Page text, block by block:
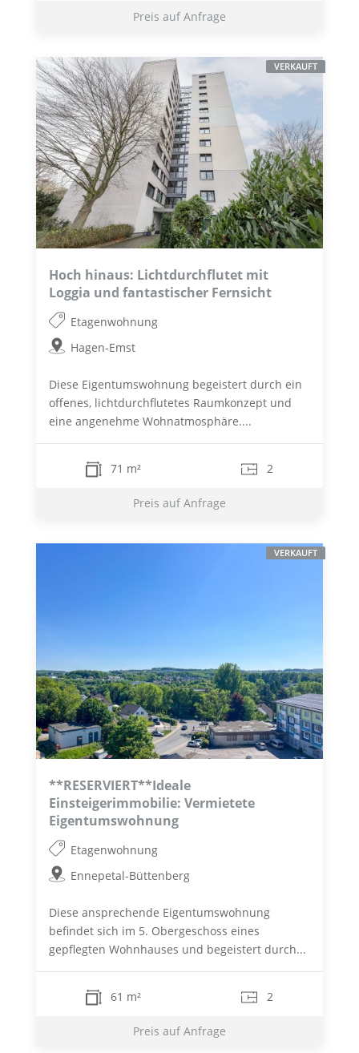
Preis auf Anfrage
Hoch hinaus: Lichtdurchflutet mit
Loggia und fantastischer Fernsicht
Etagenwohnung
Hagen-Emst
Diese Eigentumswohnung begeistert durch ein
offenes, lichtdurchflutetes Raumkonzept und
eine angenehme Wohnatmosphäre....
71 m² 2
Preis auf Anfrage
VERKAUFT
**RESERVIERT**Ideale
Einsteigerimmobilie: Vermietete
Eigentumswohnung
Etagenwohnung
Ennepetal-Büttenberg
Diese ansprechende Eigentumswohnung
befindet sich im 5. Obergeschoss eines
gepflegten Wohnhauses und begeistert durch...
61 m² 2
Preis auf Anfrage
VERKAUFT